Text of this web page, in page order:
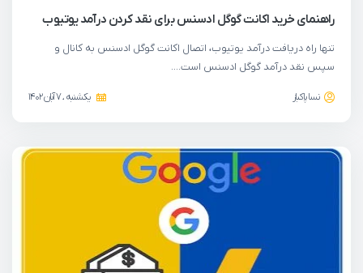
راهنمای خرید اکانت گوگل ادسنس برای نقد کردن درآمد یوتیوب
تنها راه دریافت درآمد یوتیوب، اتصال اکانت گوگل ادسنس به کانال و
سپس نقد درآمد گوگل ادسنس است….
نسا پاکباز یکشنبه ، 7 آبان 1402